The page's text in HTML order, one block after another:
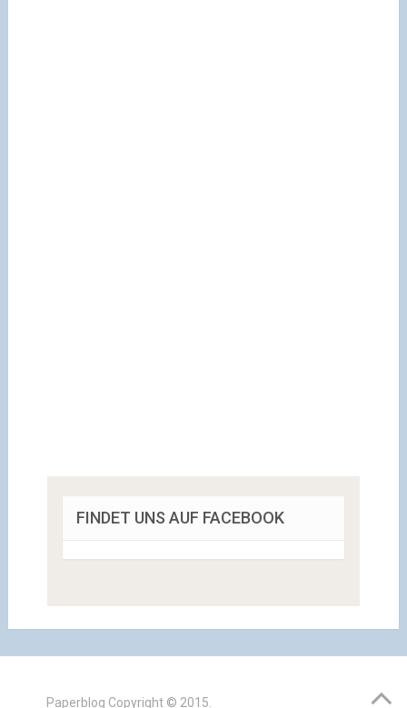
FINDET UNS AUF FACEBOOK
Paperblog Copyright © 2015.